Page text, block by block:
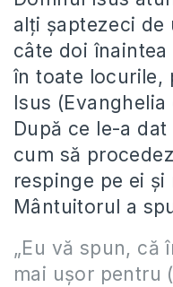
alţi şaptezeci
câte doi
în toate locurile,
Isus (Evanghelia
După ce le-a
cum să
respinge pe ei şi
Mântuitorul a
„Eu vă spun, că
mai uşor pentru